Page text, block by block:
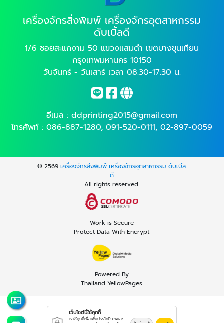
เครื่องจักรสิ่งพิมพ์ เครื่องจักรอุตสาหกรรม
ดับเบิ้ลดี
1/6 ซอยสะแกงาม 50 แขวงแสมดำ เขตบางขุนเทียน
กรุงเทพมหานคร 10150
วันจันทร์ - วันเสาร์ เวลา 08.30-17.30 น.
อีเมล : ddprinting2015@gmail.com
โทรศัพท์ : 086-887-1280, 091-520-0111, 02-897-0059
© 2569เครื่องจักรสิ่งพิมพ์ เครื่องจักรอุตสาหกรรม ดับเบิ้ล
ดี
All rights reserved.
Work is Secure
Protect Data With Encrypt
Powered By
Thailand YellowPages
เว็บไซต์นี้ใช้คุกกี้
เราใช้คุกกี้เพื่อเพิ่มประสิทธิภาพและ